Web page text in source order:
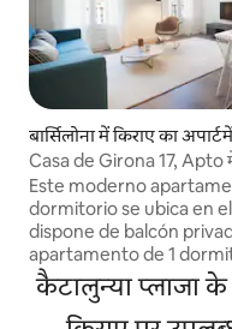
बार्सिलोना में किराए का
Casa de Girona 17, Apto
Este moderno
dormitorio se ubica en
dispone de balcón privado.
apartamento de 1
Eixample de Barcelona
diseño moderno con
acogedores, creando
कैटालुन्या प्लाजा के